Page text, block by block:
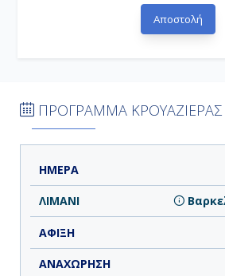
ΠΡΟΓΡΑΜΜΑ ΚΡΟΥΑΖΙΕΡΑΣ
ΗΜΕΡΑ